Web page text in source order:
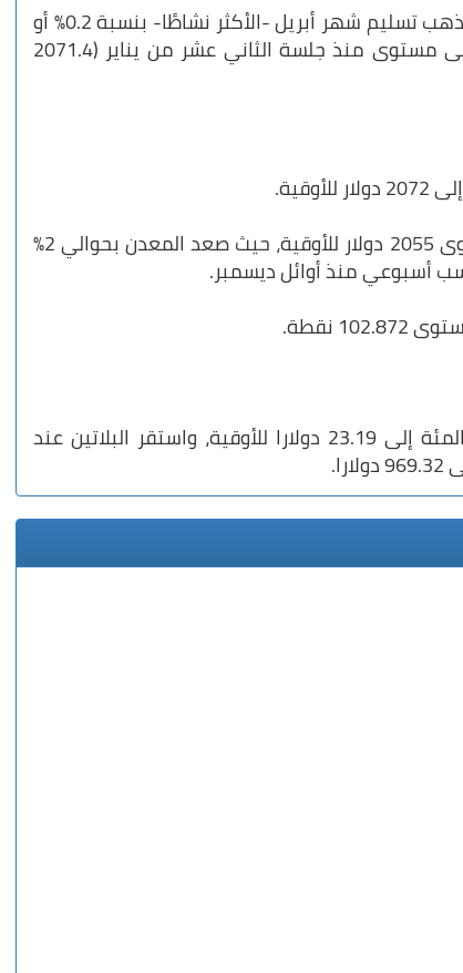
وعند التسوية، ارتفعت أسعار العقود الآجلة للذهب تسليم شهر أبريل -الأكثر نشاطًا- بنسبة 0.2% أو
3.7 دولار عند 2071.1 دولار للأوقية، وهو أعلى مستوى منذ جلسة الثاني عشر من يناير (2071.4
فيما تستقر العقود الفورية للذهب عند مستوى 2055 دولار للأوقية، حيث صعد المعدن بحوالي 2%
أسبوعي منذ أوائل ديسمبر.
نقطة.
ارتفعت الفضة في المعاملات الفورية 0.1 بالمئة إلى 23.19 دولارا للأوقية، واستقر البلاتين عند